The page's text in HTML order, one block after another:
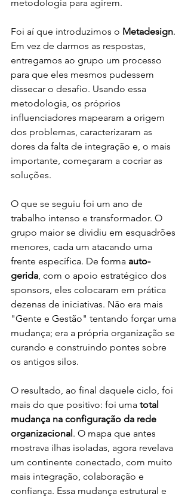
metodologia para agirem.
Foi aí que introduzimos o Metadesign.
Em vez de darmos as respostas,
entregamos ao grupo um processo
para que eles mesmos pudessem
dissecar o desafio. Usando essa
metodologia, os próprios
influenciadores mapearam a origem
dos problemas, caracterizaram as
dores da falta de integração e, o mais
importante, começaram a cocriar as
soluções.
O que se seguiu foi um ano de
trabalho intenso e transformador. O
grupo maior se dividiu em esquadrões
menores, cada um atacando uma
frente específica. De forma auto-
gerida, com o apoio estratégico dos
sponsors, eles colocaram em prática
dezenas de iniciativas. Não era mais
"Gente e Gestão" tentando forçar uma
mudança; era a própria organização se
curando e construindo pontes sobre
os antigos silos.
O resultado, ao final daquele ciclo, foi
mais do que positivo: foi uma total
mudança na configuração da rede
organizacional. O mapa que antes
mostrava ilhas isoladas, agora revelava
um continente conectado, com muito
mais integração, colaboração e
confiança. Essa mudança estrutural e